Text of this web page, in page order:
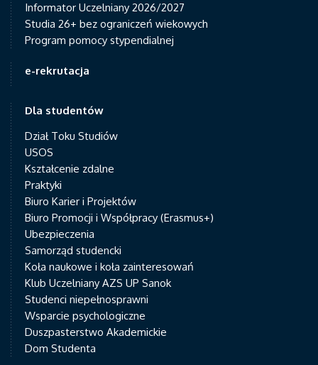
Informator Uczelniany 2026/2027
Studia 26+ bez ograniczeń wiekowych
Program pomocy stypendialnej
e-rekrutacja
Dla studentów
Dział Toku Studiów
USOS
Kształcenie zdalne
Praktyki
Biuro Karier i Projektów
Biuro Promocji i Współpracy (Erasmus+)
Ubezpieczenia
Samorząd studencki
Koła naukowe i koła zainteresowań
Klub Uczelniany AZS UP Sanok
Studenci niepełnosprawni
Wsparcie psychologiczne
Duszpasterstwo Akademickie
Dom Studenta